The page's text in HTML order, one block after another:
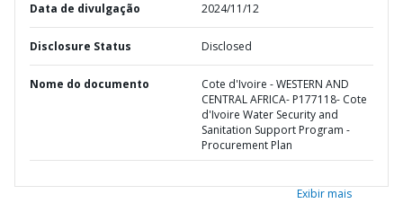
Data de divulgação 2024/11/12
Disclosure Status Disclosed
Nome do documento
Cote d'Ivoire - WESTERN AND
CENTRAL AFRICA- P177118- Cote
d'Ivoire Water Security and
Sanitation Support Program -
Procurement Plan
Exibir mais